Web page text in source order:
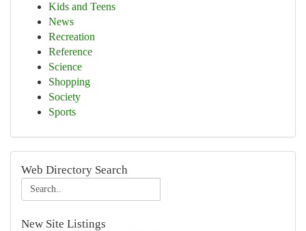
Kids and Teens
News
Recreation
Reference
Science
Shopping
Society
Sports
Web Directory Search
New Site Listings